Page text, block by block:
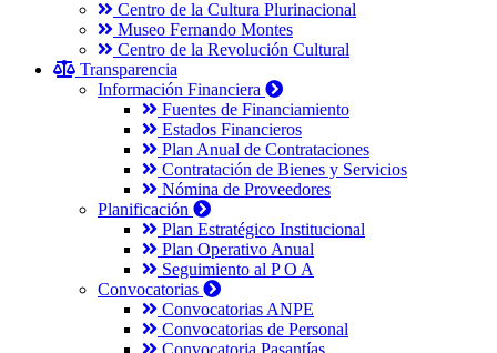
Centro de la Cultura Plurinacional
Museo Fernando Montes
Centro de la Revolución Cultural
Transparencia
Información Financiera
Fuentes de Financiamiento
Estados Financieros
Plan Anual de Contrataciones
Contratación de Bienes y Servicios
Nómina de Proveedores
Planificación
Plan Estratégico Institucional
Plan Operativo Anual
Seguimiento al P O A
Convocatorias
Convocatorias ANPE
Convocatorias de Personal
Convocatoria Pasantías